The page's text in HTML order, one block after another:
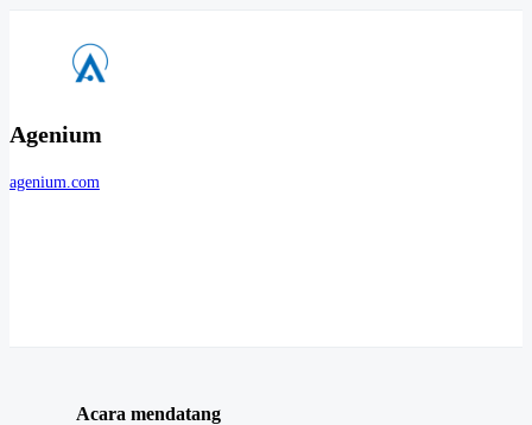
Agenium
agenium.com
Acara mendatang